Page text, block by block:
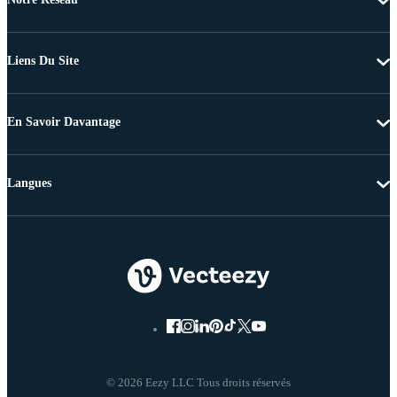
Liens Du Site
En Savoir Davantage
© 2026 Eezy LLC Tous droits réservés
Langues